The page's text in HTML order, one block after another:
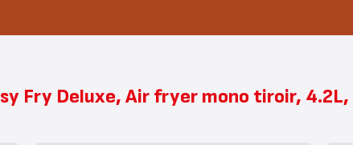
Fry Deluxe, Air fryer mono tiroir, 4.2L,